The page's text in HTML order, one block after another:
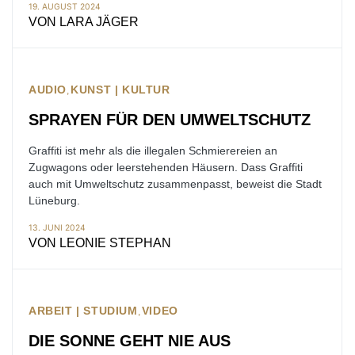
19. AUGUST 2024
VON LARA JÄGER
AUDIO KUNST | KULTUR
SPRAYEN FÜR DEN UMWELTSCHUTZ
Graffiti ist mehr als die illegalen Schmierereien an
Zugwagons oder leerstehenden Häusern. Dass Graffiti
auch mit Umweltschutz zusammenpasst, beweist die Stadt
Lüneburg.
13. JUNI 2024
VON LEONIE STEPHAN
ARBEIT | STUDIUM VIDEO
DIE SONNE GEHT NIE AUS